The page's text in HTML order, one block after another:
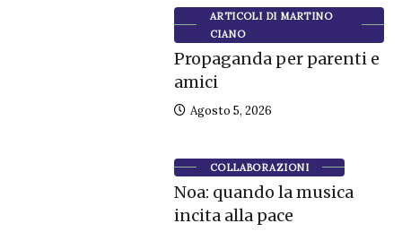
ARTICOLI DI MARTINO
CIANO
Propaganda per parenti e
amici
Agosto 5, 2026
COLLABORAZIONI
Noa: quando la musica
incita alla pace